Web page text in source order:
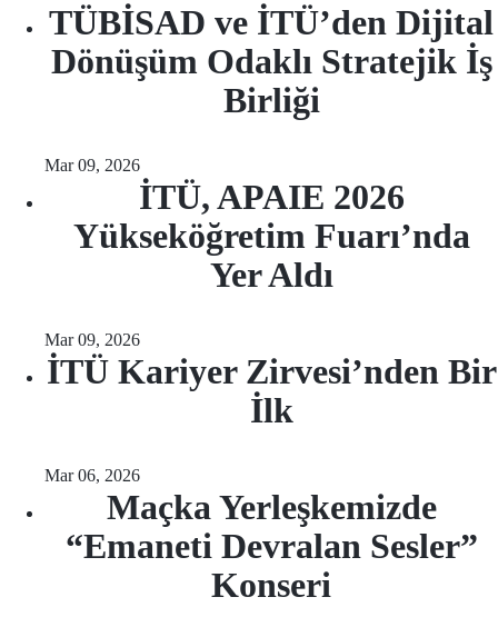
TÜBİSAD ve İTÜ’den Dijital
Dönüşüm Odaklı Stratejik İş
Birliği
Mar 09, 2026
İTÜ, APAIE 2026
Yükseköğretim Fuarı’nda
Yer Aldı
Mar 09, 2026
İTÜ Kariyer Zirvesi’nden Bir
İlk
Mar 06, 2026
Maçka Yerleşkemizde
“Emaneti Devralan Sesler”
Konseri